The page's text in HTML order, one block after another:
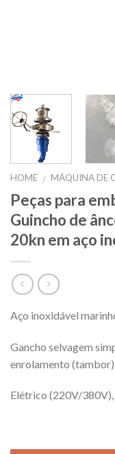
HOME / MÁQUINA DE
Peças para
Guincho de
20kn em aço
Aço inoxidável
Gancho selvagem
enrolamento (tambor)
Elétrico (220V/